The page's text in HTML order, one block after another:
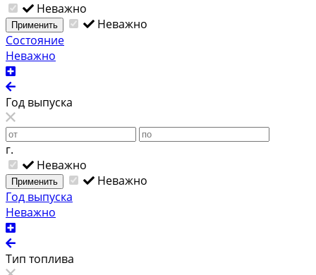
Неважно
Применить
Неважно
Состояние
Неважно
Год выпуска
г.
Неважно
Применить
Неважно
Год выпуска
Неважно
Тип топлива